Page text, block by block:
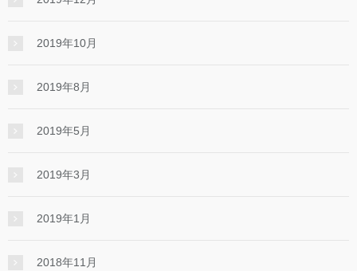
2019年10月
2019年8月
2019年5月
2019年3月
2019年1月
2018年11月